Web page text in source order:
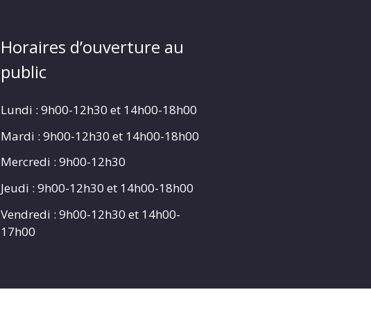
Horaires d’ouverture au
public
Lundi : 9h00-12h30 et 14h00-18h00
Mardi : 9h00-12h30 et 14h00-18h00
Mercredi : 9h00-12h30
Jeudi : 9h00-12h30 et 14h00-18h00
Vendredi : 9h00-12h30 et 14h00-
17h00